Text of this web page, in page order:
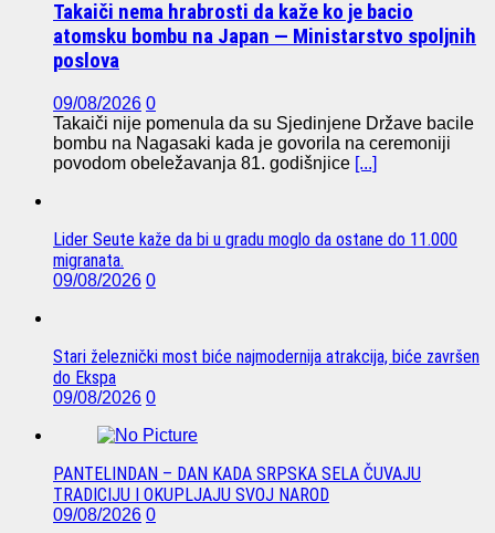
Takaiči nema hrabrosti da kaže ko je bacio
atomsku bombu na Japan — Ministarstvo spoljnih
poslova
09/08/2026 0
Takaiči nije pomenula da su Sjedinjene Države bacile
bombu na Nagasaki kada je govorila na ceremoniji
povodom obeležavanja 81. godišnjice [...]
Lider Seute kaže da bi u gradu moglo da ostane do 11.000
migranata.
09/08/2026 0
Stari železnički most biće najmodernija atrakcija, biće završen
do Ekspa
09/08/2026 0
PANTELINDAN – DAN KADA SRPSKA SELA ČUVAJU
TRADICIJU I OKUPLJAJU SVOJ NAROD
09/08/2026 0